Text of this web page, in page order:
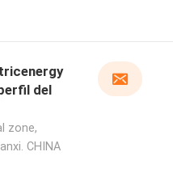
del
zone,
CHINA